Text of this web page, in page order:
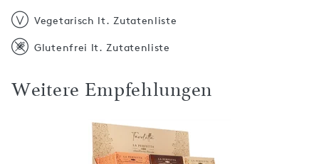
Vegetarisch lt. Zutatenliste
Glutenfrei lt. Zutatenliste
Weitere Empfehlungen